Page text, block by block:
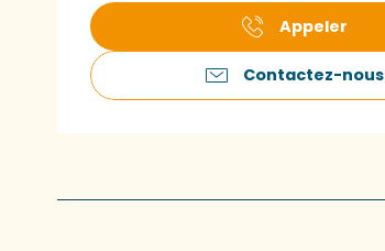
Appeler
Contactez-nous